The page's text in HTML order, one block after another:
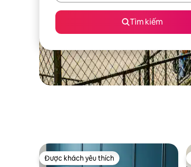
Tìm kiếm
Được khách yêu thích
Được khách yêu thích